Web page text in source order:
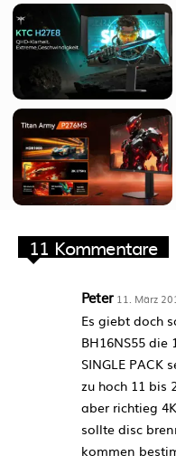
11 Kommentare
Peter 11. März
Es giebt doch
BH16NS55 die
SINGLE PACK
zu hoch 11 bis
aber richtieg
sollte disc
kommen